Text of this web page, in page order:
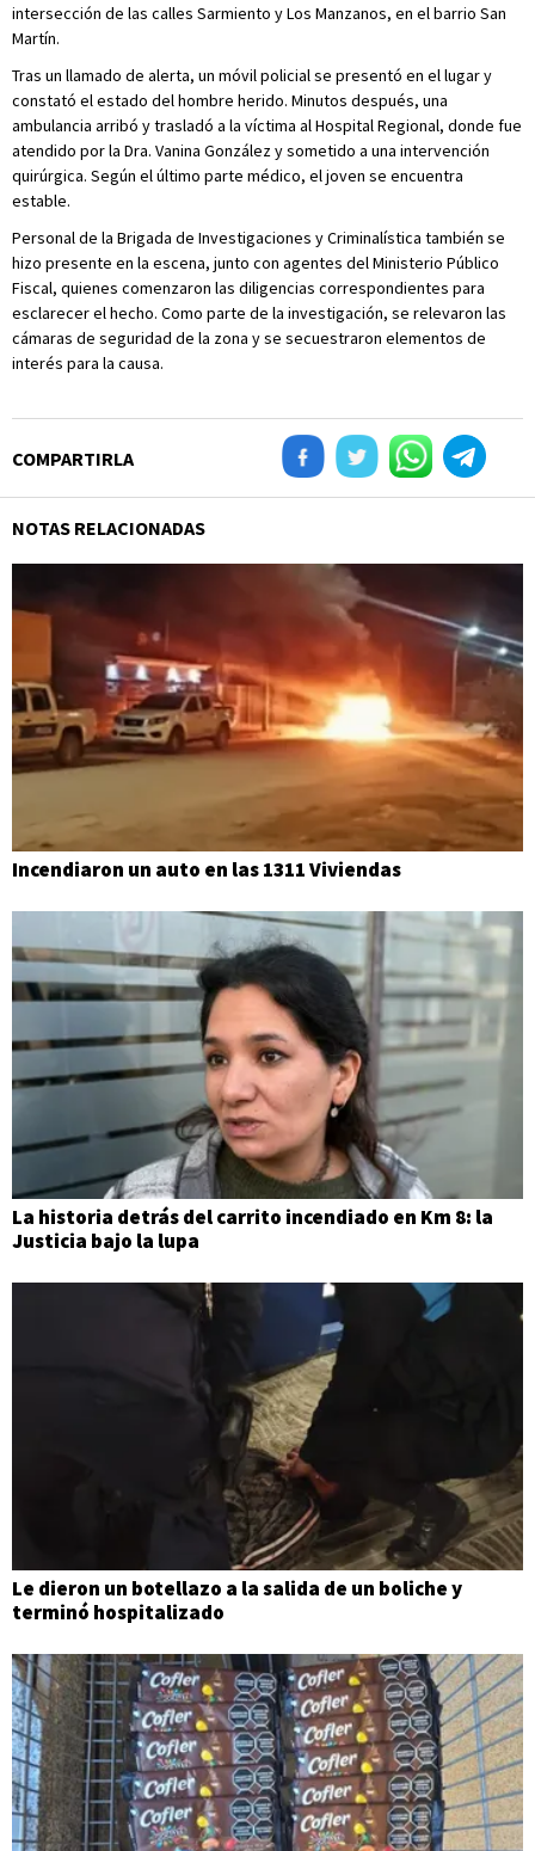
intersección de las calles Sarmiento y Los Manzanos, en el barrio San
Martín.
Tras un llamado de alerta, un móvil policial se presentó en el lugar y
constató el estado del hombre herido. Minutos después, una
ambulancia arribó y trasladó a la víctima al Hospital Regional, donde fue
atendido por la Dra. Vanina González y sometido a una intervención
quirúrgica. Según el último parte médico, el joven se encuentra
estable.
Personal de la Brigada de Investigaciones y Criminalística también se
hizo presente en la escena, junto con agentes del Ministerio Público
Fiscal, quienes comenzaron las diligencias correspondientes para
esclarecer el hecho. Como parte de la investigación, se relevaron las
cámaras de seguridad de la zona y se secuestraron elementos de
interés para la causa.
COMPARTIRLA
NOTAS RELACIONADAS
Incendiaron un auto en las 1311 Viviendas
La historia detrás del carrito incendiado en Km 8: la
Justicia bajo la lupa
Le dieron un botellazo a la salida de un boliche y
terminó hospitalizado